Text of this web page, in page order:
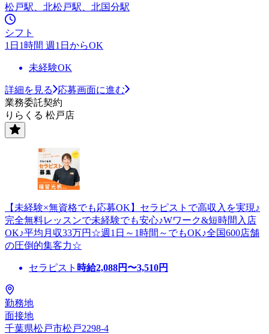
松戸駅、北松戸駅、北国分駅
シフト
1日1時間 週1日からOK
未経験OK
詳細を見る
応募画面に進む
業務委託契約
りらくる 松戸店
【未経験×無資格でも応募OK】セラピストで高収入を実現♪
完全無料レッスンで未経験でも安心♪Wワーク&短時間入店
OK♪平均月収33万円☆週1日～1時間～でもOK♪全国600店舗
の圧倒的集客力☆
セラピスト 時給2,088円〜3,510円
勤務地
面接地
千葉県松戸市松戸2298-4